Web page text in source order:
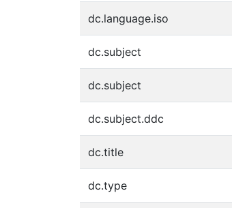
dc.language.iso
dc.subject
dc.subject
dc.subject.ddc
dc.title
dc.type